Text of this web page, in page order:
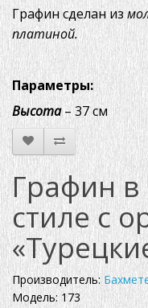
Графин сделан из
платиной.
Параметры:
Высота– 37 см
Графин в
стиле с
Производитель:
Модель: 173